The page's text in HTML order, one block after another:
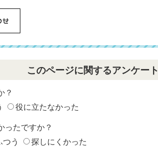
このページに関するアンケート
？
役に立たなかった
ったですか？
つう 探しにくかった